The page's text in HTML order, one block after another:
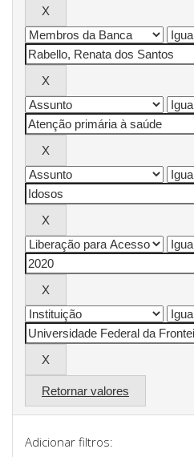
Retornar valores
Adicionar filtros: